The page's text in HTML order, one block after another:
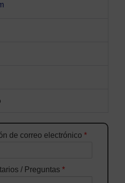
de correo electrónico *
/ Preguntas *